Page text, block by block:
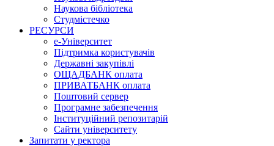
Наукова бібліотека
Студмістечко
РЕСУРСИ
е-Університет
Підтримка користувачів
Державні закупівлі
ОЩАДБАНК оплата
ПРИВАТБАНК оплата
Поштовий сервер
Програмне забезпечення
Інституційний репозитарій
Сайти університету
Запитати у ректора